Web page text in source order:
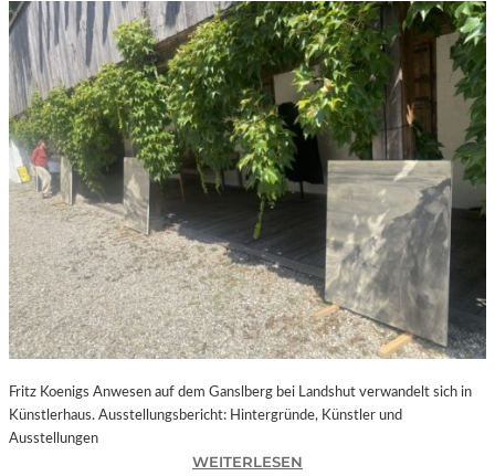
Fritz Koenigs Anwesen auf dem Ganslberg bei Landshut verwandelt sich in
Künstlerhaus. Ausstellungsbericht: Hintergründe, Künstler und
Ausstellungen
WEITERLESEN